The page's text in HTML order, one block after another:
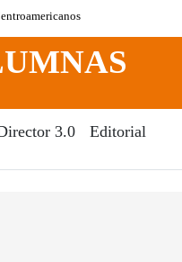
3.0 Editorial